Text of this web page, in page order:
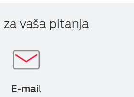
za vaša pitanja
E-mail